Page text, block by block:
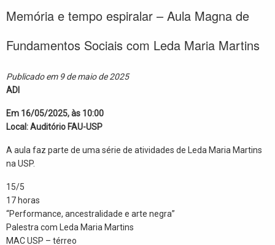
Memória e tempo espiralar – Aula Magna de
Fundamentos Sociais com Leda Maria Martins
Publicado em 9 de maio de 2025
ADI
Em 16/05/2025, às 10:00
Local: Auditório FAU-USP
A aula faz parte de uma série de atividades de Leda Maria Martins
na USP.
15/5
17 horas
“Performance, ancestralidade e arte negra”
Palestra com Leda Maria Martins
MAC USP – térreo